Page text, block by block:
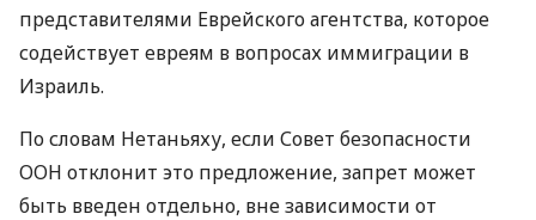
представителями Еврейского агентства, которое
содействует евреям в вопросах иммиграции в
Израиль.
По словам Нетаньяху, если Совет безопасности
ООН отклонит это предложение, запрет может
быть введен отдельно, вне зависимости от